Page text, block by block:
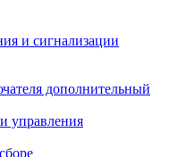
и сигнализации
дополнительный
управления